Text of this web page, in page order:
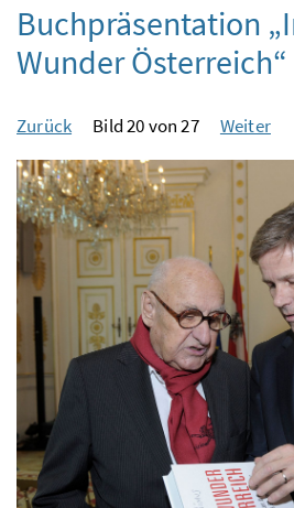
Buchpräsentation
Wunder Österreich“
Zurück Bild 20 von 27 Weiter